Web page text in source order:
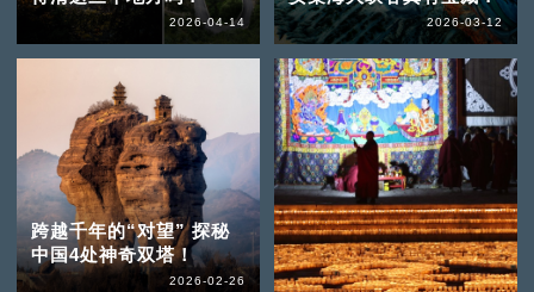
2026-04-14 2026-03-12
跨越千年的“对望” 探秘
中国4处神奇双塔！
2026-02-26